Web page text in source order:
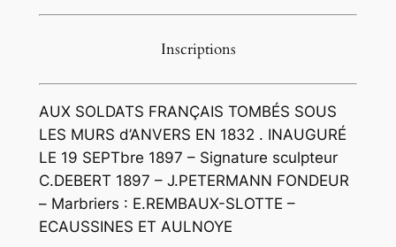
Inscriptions
AUX SOLDATS FRANÇAIS TOMBÉS SOUS
LES MURS d’ANVERS EN 1832 . INAUGURÉ
LE 19 SEPTbre 1897 – Signature sculpteur
C.DEBERT 1897 – J.PETERMANN FONDEUR
– Marbriers : E.REMBAUX-SLOTTE –
ECAUSSINES ET AULNOYE